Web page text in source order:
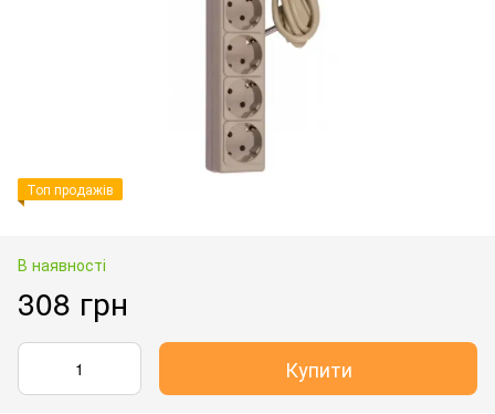
Топ продажів
В наявності
308 грн
Купити